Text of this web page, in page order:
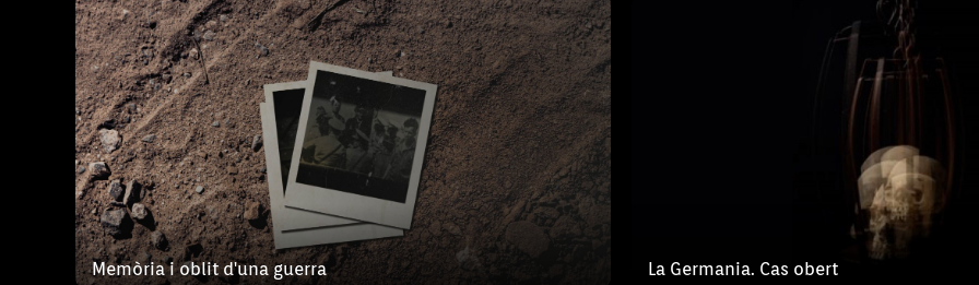
Memòria i oblit d'una guerra La Germania. Cas obert